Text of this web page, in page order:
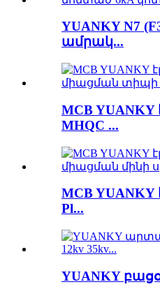
YUANKY N7
ամրակ...
MCB
MHQC ...
MCB
Pl...
YUANKY